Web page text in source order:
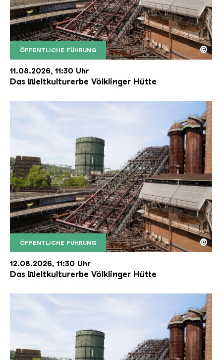
ÖFFENTLICHE FÜHRUNG
Der Erzschrägaufzug der Völklinger Hütte mit
Copyright: Weltkulturerbe Völklinger Hütte | Karl
©
11.08.2026, 11:30 Uhr
Das Weltkulturerbe Völklinger Hütte
ÖFFENTLICHE FÜHRUNG
Der Erzschrägaufzug der Völklinger Hütte mit
Copyright: Weltkulturerbe Völklinger Hütte | Karl
©
12.08.2026, 11:30 Uhr
Das Weltkulturerbe Völklinger Hütte